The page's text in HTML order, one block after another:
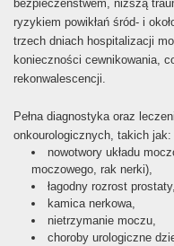
bezpieczeństwem, niższą
ryzykiem powikłań śród- i
trzech dniach hospitalizacji
konieczności cewnikowania,
rekonwalescencji.
Pełna diagnostyka oraz
onkourologicznych, takich jak:
nowotwory układu
moczowego, rak nerki),
łagodny rozrost prostaty,
kamica nerkowa,
nietrzymanie moczu,
choroby urologiczne